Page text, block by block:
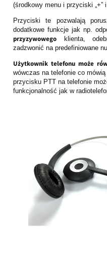
(środkowy menu i przyciski „+” i
Przyciski te pozwalają
dodatkowe funkcje jak np.
przyzywowego klienta,
zadzwonić na predefiniowane
Użytkownik telefonu może
wówczas na telefonie co
przycisku PTT na telefonie
funkcjonalność jak w